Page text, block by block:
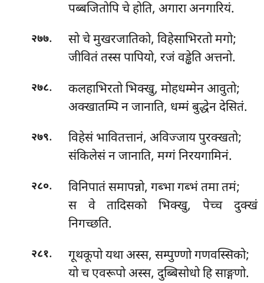
पब्बजितोपि चे होति, अगारा अनगारियं.
२७७.
सो चे मुखरजातिको, विहेसाभिरतो मगो;
जीवितंतस्स पापियो, रजं वड्ढेति अत्तनो.
२७८.
कलहाभिरतो भिक्खु, मोहधम्मेन आवुतो;
अक्खातम्पि न जानाति, धम्मं बुद्धेन देसितं.
२७९.
विहेसं भावितत्तानं, अविज्जाय पुरक्खतो;
संकिलेसं न जानाति, मग्गं निरयगामिनं.
२८०.
विनिपातं समापन्नो, गब्भा गब्भं तमा तमं;
स वे तादिसको भिक्खु, पेच्च दुक्खं
निगच्छति.
२८१.
गूथकूपो यथा अस्स, सम्पुण्णो गणवस्सिको;
यो च एवरूपो अस्स, दुब्बिसोधो हि साङ्गणो.